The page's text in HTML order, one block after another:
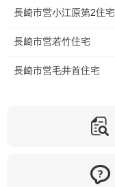
長崎市営小江原第2住宅
長崎市営若竹住宅
長崎市営毛井首住宅